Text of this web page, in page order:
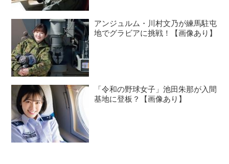
アンジュルム・川村文乃が練馬駐屯
地でグラビアに挑戦！【画像あり】
「令和の野球女子」池田朱那が入間
基地に登板？【画像あり】